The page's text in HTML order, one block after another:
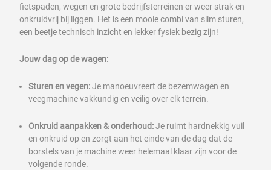
fietspaden, wegen en grote bedrijfsterreinen er weer strak en
onkruidvrij bij liggen. Het is een mooie combi van slim sturen,
een beetje technisch inzicht en lekker fysiek bezig zijn!
Jouw dag op de wagen:
Sturen en vegen:Je manoeuvreert de bezemwagen en
veegmachine vakkundig en veilig over elk terrein.
Onkruid aanpakken & onderhoud:Je ruimt hardnekkig vuil
en onkruid op en zorgt aan het einde van de dag dat de
borstels van je machine weer helemaal klaar zijn voor de
volgende ronde.